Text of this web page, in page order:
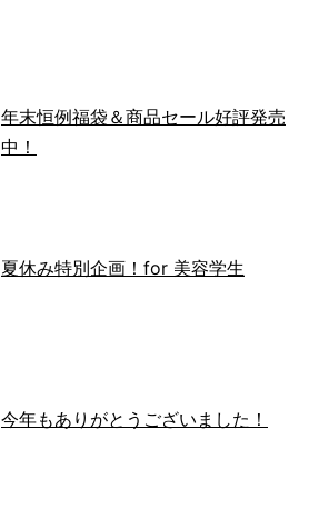
年末恒例福袋＆商品セール好評発売
中！
夏休み特別企画！for 美容学生
今年もありがとうございました！